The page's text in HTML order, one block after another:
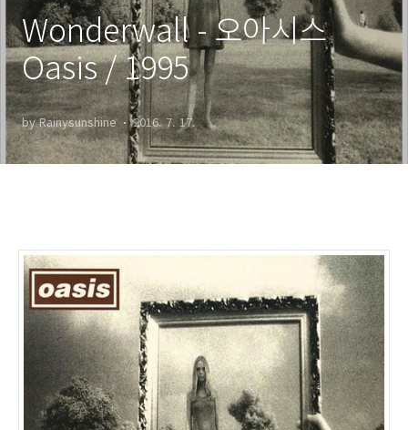
Wonderwall - 오아시스
Oasis / 1995
by Rainysunshine 2016. 7. 17.